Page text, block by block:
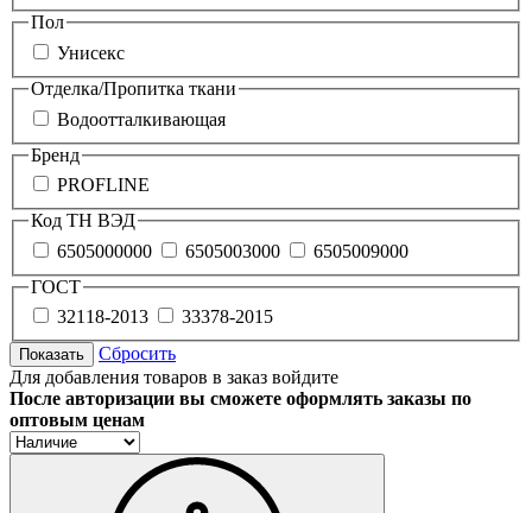
Пол
Унисекс
Отделка/Пропитка ткани
Водоотталкивающая
Бренд
PROFLINE
Код ТН ВЭД
6505000000
6505003000
6505009000
ГОСТ
32118-2013
33378-2015
Показать
Сбросить
Для добавления товаров в заказ войдите
После авторизации вы сможете оформлять заказы по
оптовым ценам